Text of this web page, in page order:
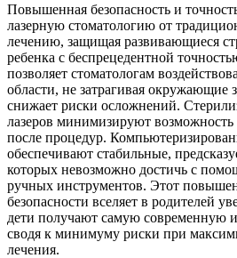
Повышенная безопасность и
лазерную стоматологию от
лечению, защищая развивающиеся
ребенка с беспрецедентной
позволяет стоматологам
области, не затрагивая окружающие
снижает риски осложнений.
лазеров минимизируют возможность
после процедур.
обеспечивают стабильные,
которых невозможно достичь с
ручных инструментов. Этот
безопасности вселяет в родителей
дети получают самую
сводя к минимуму риски при
лечения.